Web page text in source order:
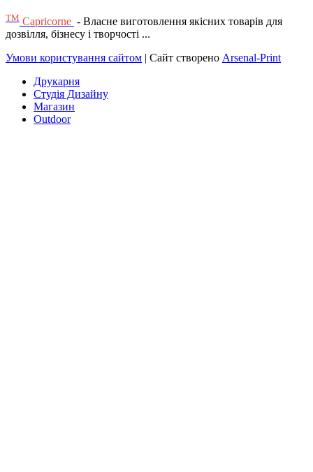
ТМ Capricorne - Власне виготовлення якісних товарів для
дозвілля, бізнесу і творчості ...
Умови користування сайтом | Сайт створено Arsenal-Print
Друкарня
Студія Дизайну
Магазин
Outdoor